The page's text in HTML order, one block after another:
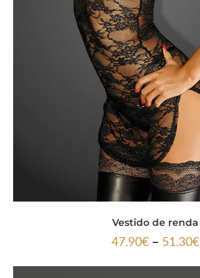
Vestido de renda
47.90€ – 51.30€